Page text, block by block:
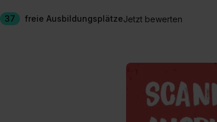
37 freie AusbildungsplätzeJetzt bewerten
Hier gibt es
Hier gibt es